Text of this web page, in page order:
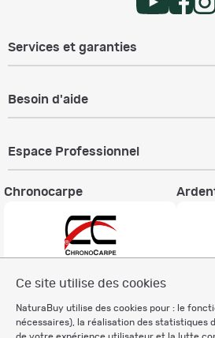
Ce site utilise des cookies
NaturaBuy utilise des cookies pour : le
nécessaires), la réalisation des statistiques
Services et garanties
Besoin d'aide
Espace Professionnel
Chronocarpe
Charte éthique
Mentions légales